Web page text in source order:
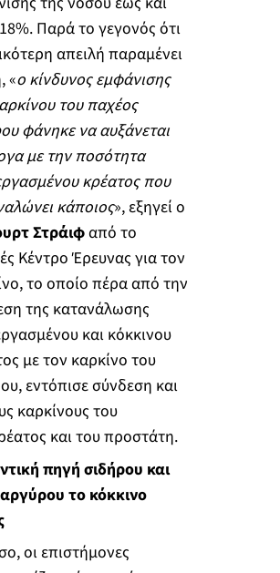
Παρά το γεγονός ότι
απειλή παραμένει
«ο κίνδυνος εμφάνισης
του παχέος
φάνηκε να αυξάνεται
με την ποσότητα
κρέατος που
κάποιος», εξηγεί ο
Στράιφαπό το
Κέντρο Έρευνας για τον
το οποίο πέρα από την
της κατανάλωσης
και κόκκινου
με τον καρκίνο του
εντόπισε σύνδεση και
καρκίνους του
και του προστάτη.
πηγή σιδήρου και
το κόκκινο
οι επιστήμονες